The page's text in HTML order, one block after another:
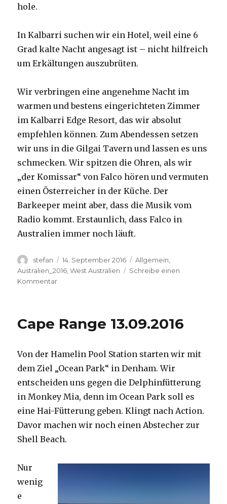
hole.
In Kalbarri suchen wir ein Hotel, weil eine 6
Grad kalte Nacht angesagt ist – nicht hilfreich
um Erkältungen auszubrüten.
Wir verbringen eine angenehme Nacht im
warmen und bestens eingerichteten Zimmer
im Kalbarri Edge Resort, das wir absolut
empfehlen können. Zum Abendessen setzen
wir uns in die Gilgai Tavern und lassen es uns
schmecken. Wir spitzen die Ohren, als wir
„der Komissar“ von Falco hören und vermuten
einen Österreicher in der Küche. Der
Barkeeper meint aber, dass die Musik vom
Radio kommt. Erstaunlich, dass Falco in
Australien immer noch läuft.
Autor
stefan
Veröffentlicht
am
14. September 2016 Kategorien
Allgemein
Australien_2016 ,West Australien
Schreibe einen
Kommentarzu
Cape Range 13.09.2016
Von der Hamelin Pool Station starten wir mit
dem Ziel „Ocean Park“ in Denham. Wir
entscheiden uns gegen die Delphinfütterung
in Monkey Mia, denn im Ocean Park soll es
eine Hai-Fütterung geben. Klingt nach Action.
Davor machen wir noch einen Abstecher zur
Shell Beach.
Nur
wenig
e